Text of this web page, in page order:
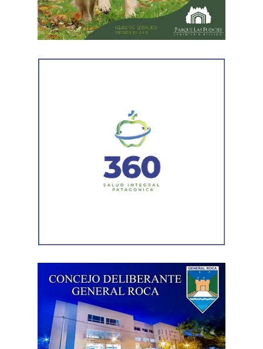
Prensa de Buenos Aires (SiPreBA). Participaron también
representantes de la Asociación de Abogados
Laboralistas, Mariana Amartino y Matías Cremonte, y el
Trabajo (ANJUT), Juan Orsini.
muerta. Con esta reforma, estamos frente a un régimen de
compraventa de la fuerza de trabajo. En la Argentina,
enfrentamos un ataque al Estado de Derecho, a la
democracia, a la Constitución Nacional y al sistema
interamericano de derechos humanos. Por eso es que
esta comisión debe actuar».
vida, como las tarifas de transporte, telefonía celular,
internet, luz y gas. Todo eso produjo una caída del salario
que tiene un impacto directo e indirecto sobre las
«Estamos viviendo una brutal disputa por el tiempo.